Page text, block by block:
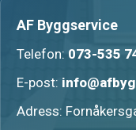
AF Byggservice
Telefon: 073-535
E-post:
Adress: